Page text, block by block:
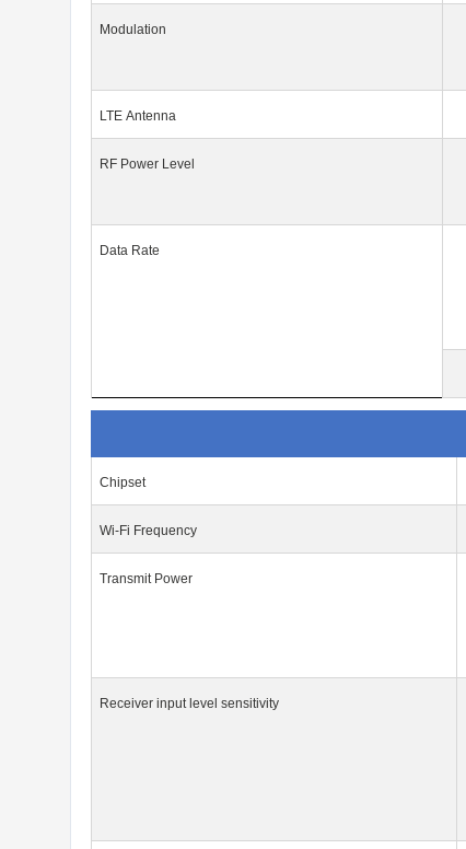
Modulation
LTE Antenna
RF Power Level
Data Rate
Chipset
Wi-Fi Frequency
Transmit Power
Receiver input level sensitivity